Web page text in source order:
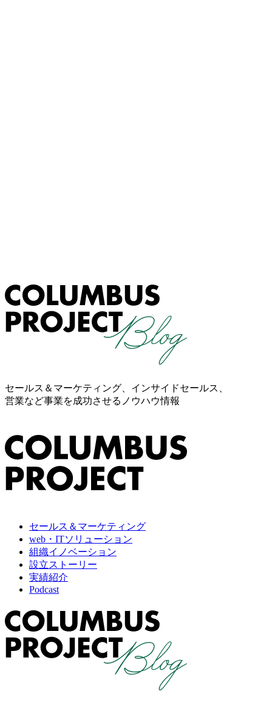
セールス＆マーケティング、インサイドセールス、
営業など事業を成功させるノウハウ情報
セールス＆マーケティング
web・ITソリューション
組織イノベーション
設立ストーリー
実績紹介
Podcast